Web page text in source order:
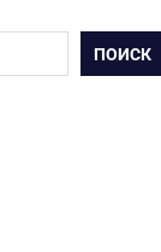
ПОИСК